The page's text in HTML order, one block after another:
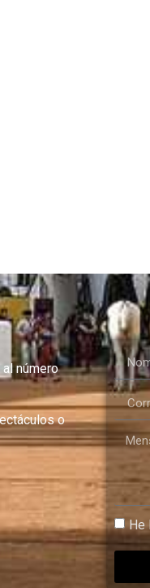
número
o
He